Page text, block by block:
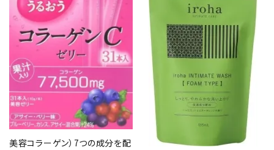
美容コラーゲン）7つの成分を配